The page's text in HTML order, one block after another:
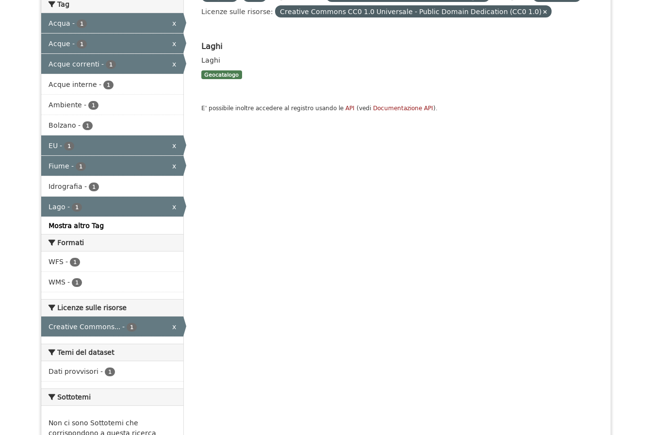
Tag
Acqua - 1
x
Acque - 1
x
Acque correnti - 1
x
Acque interne - 1
Ambiente - 1
Bolzano - 1
EU - 1
x
Fiume - 1
x
Idrografia - 1
Lago - 1
x
Mostra altro Tag
Formati
WFS - 1
WMS - 1
Licenze sulle risorse
Creative Commons... - 1 x
Temi del dataset
Dati provvisori - 1
Sottotemi
Non ci sono Sottotemi che
corrispondono a questa ricerca
Licenze sulle risorse:
Creative Commons CC0 1.0 Universale - Public Domain Dedication (CC0 1.0)
Laghi
Laghi
Geocatalogo
E' possibile inoltre accedere al registro usando le API (vedi Documentazione API).